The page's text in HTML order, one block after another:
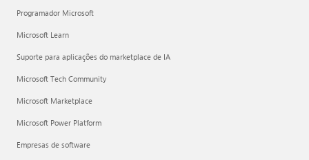
Programador Microsoft
Microsoft Learn
Suporte para aplicações do marketplace de IA
Microsoft Tech Community
Microsoft Marketplace
Microsoft Power Platform
Empresas de software